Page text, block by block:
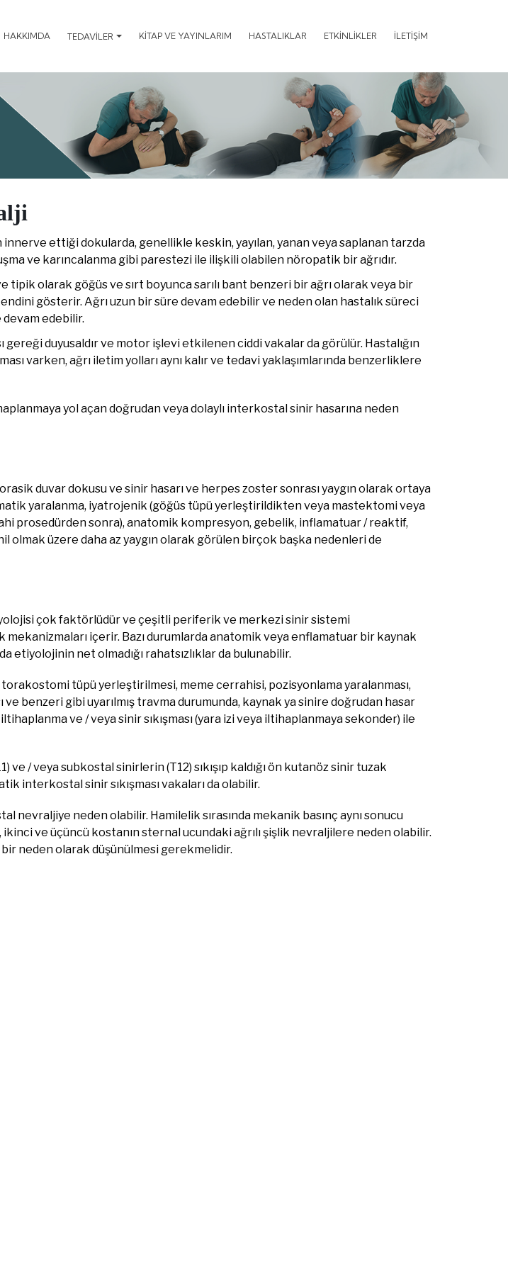
HAKKIMDA TEDAVİLER KİTAP VE YAYINLARIM HASTALIKLAR ETKİNLİKLER İLETİŞİM
ettiği dokularda, genellikle keskin, yayılan, yanan veya saplanan tarzda
ve karıncalanma gibi parestezi ile ilişkili olabilen nöropatik bir ağrıdır.
tipik olarak göğüs ve sırt boyunca sarılı bant benzeri bir ağrı olarak veya bir
gösterir. Ağrı uzun bir süre devam edebilir ve neden olan hastalık süreci
edebilir.
duyusaldır ve motor işlevi etkilenen ciddi vakalar da görülür. Hastalığın
varken, ağrı iletim yolları aynı kalır ve tedavi yaklaşımlarında benzerliklere
yol açan doğrudan veya dolaylı interkostal sinir hasarına neden
duvar dokusu ve sinir hasarı ve herpes zoster sonrası yaygın olarak ortaya
yaralanma, iyatrojenik (göğüs tüpü yerleştirildikten veya mastektomi veya
prosedürden sonra), anatomik kompresyon, gebelik, inflamatuar / reaktif,
olmak üzere daha az yaygın olarak görülen birçok başka nedenleri de
çok faktörlüdür ve çeşitli periferik ve merkezi sinir sistemi
mekanizmaları içerir. Bazı durumlarda anatomik veya enflamatuar bir kaynak
etiyolojinin net olmadığı rahatsızlıklar da bulunabilir.
tüpü yerleştirilmesi, meme cerrahisi, pozisyonlama yaralanması,
ve benzeri gibi uyarılmış travma durumunda, kaynak ya sinire doğrudan hasar
ve / veya sinir sıkışması (yara izi veya iltihaplanmaya sekonder) ile
/ veya subkostal sinirlerin (T12) sıkışıp kaldığı ön kutanöz sinir tuzak
interkostal sinir sıkışması vakaları da olabilir.
nevraljiye neden olabilir. Hamilelik sırasında mekanik basınç aynı sonucu
ikinci ve üçüncü kostanın sternal ucundaki ağrılı şişlik nevraljilere neden olabilir.
neden olarak düşünülmesi gerekmelidir.